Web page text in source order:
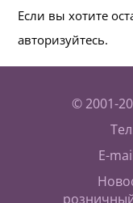
Если вы хотите
авторизуйтесь.
© 2001-
E-